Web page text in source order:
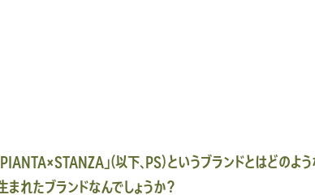
」（以下、PS）というブランドとはどのよ
まれたブランドなんでしょうか？